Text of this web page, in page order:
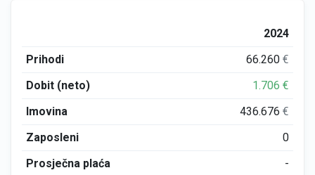
2024
Prihodi
66.260€
Dobit (neto)
1.706€
Imovina
436.676€
Zaposleni
0
Prosječna plaća
-